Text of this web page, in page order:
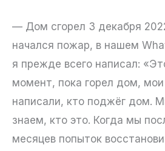
— Дом сгорел 3 декабря
начался пожар, в нашем
я прежде всего написал:
момент, пока горел дом,
написали, кто поджёг дом.
знаем, кто это. Когда мы
месяцев попыток